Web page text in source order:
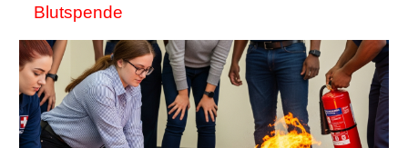
Blutspende